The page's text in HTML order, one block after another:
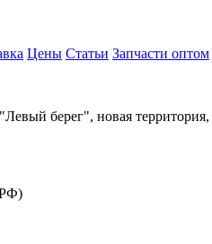
Цены Статьи Запчасти оптом
берег", новая территория,
РФ)